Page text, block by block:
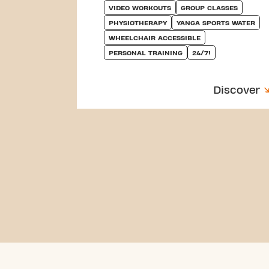
VIDEO WORKOUTS GROUP CLASSES
PHYSIOTHERAPY YANGA SPORTS WATER
WHEELCHAIR ACCESSIBLE
PERSONAL TRAINING 24/7!
Discover